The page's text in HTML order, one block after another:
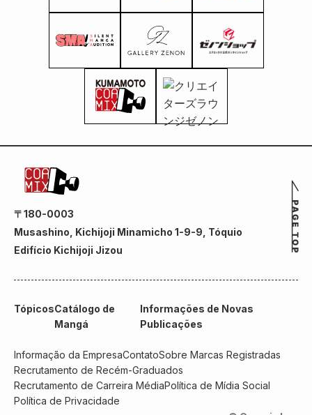
〒180-0003
Musashino, Kichijoji Minamicho 1-9-9, Tóquio
Edifício Kichijoji Jizou
TópicosCatálogo de
Mangá
Informações de Novas
Publicações
Informação da EmpresaContatoSobre Marcas Registradas
Recrutamento de Recém-Graduados
Recrutamento de Carreira MédiaPolítica de Mídia Social
Política de Privacidade